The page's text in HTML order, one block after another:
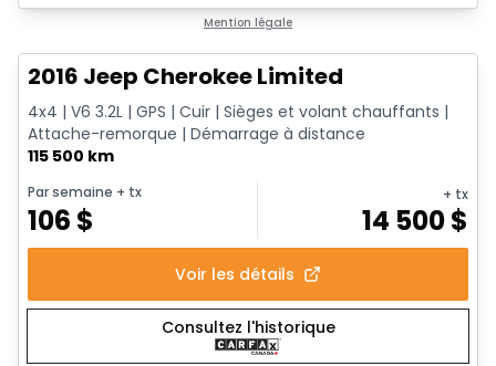
Mention légale
2016 Jeep Cherokee Limited
4x4 | V6 3.2L | GPS | Cuir | Sièges et volant chauffants |
Attache-remorque | Démarrage à distance
115 500 km
Par semaine + tx
106 $
+ tx
14 500$
Voir les détails
Consultez l'historique